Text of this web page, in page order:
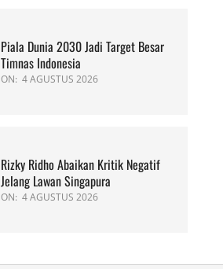
Piala Dunia 2030 Jadi Target Besar
Timnas Indonesia
ON: 4 AGUSTUS 2026
Rizky Ridho Abaikan Kritik Negatif
Jelang Lawan Singapura
ON: 4 AGUSTUS 2026